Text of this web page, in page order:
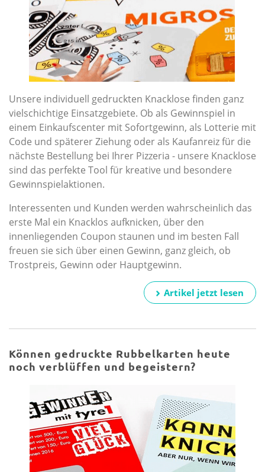
Unsere individuell gedruckten Knacklose finden ganz
vielschichtige Einsatzgebiete. Ob als Gewinnspiel in
einem Einkaufscenter mit Sofortgewinn, als Lotterie mit
Code und späterer Ziehung oder als Kaufanreiz für die
nächste Bestellung bei Ihrer Pizzeria - unsere Knacklose
sind das perfekte Tool für kreative und besondere
Gewinnspielaktionen.
Interessenten und Kunden werden wahrscheinlich das
erste Mal ein Knacklos aufknicken, über den
innenliegenden Coupon staunen und im besten Fall
freuen sie sich über einen Gewinn, ganz gleich, ob
Trostpreis, Gewinn oder Hauptgewinn.
Artikel jetzt lesen
Können gedruckte Rubbelkarten heute
noch verblüffen und begeistern?